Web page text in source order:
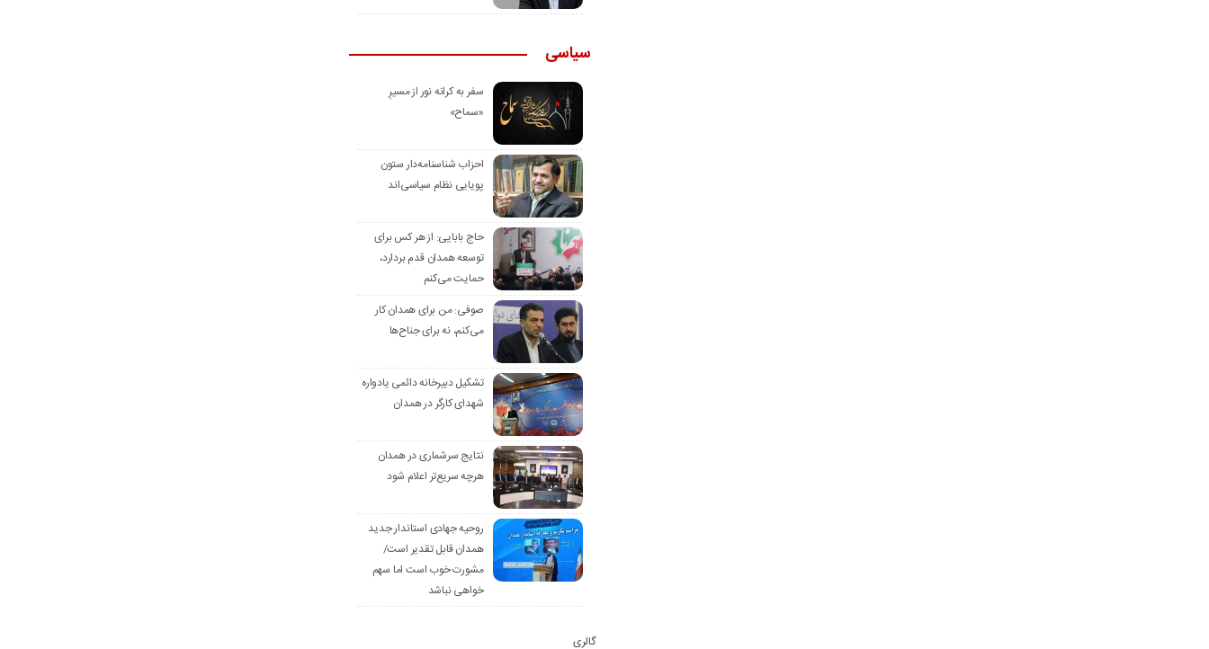
سیاسی
سفر به کرانه‌ نور از مسیرِ
«سماح»
احزاب شناسنامه‌دار ستون
پویایی نظام سیاسی‌اند
حاج بابایی: از هر کس برای
توسعه همدان قدم بردارد،
حمایت می‌کنم
صوفی: من برای همدان کار
می‌کنم، نه برای جناح‌ها
تشکیل دبیرخانه دائمی یادواره
شهدای کارگر در همدان
نتایج سرشماری در همدان
هرچه سریع‌تر اعلام شود
روحیه جهادی استاندار جدید
همدان قابل تقدیر است/
مشورت خوب است اما سهم
خواهی نباشد
گالری